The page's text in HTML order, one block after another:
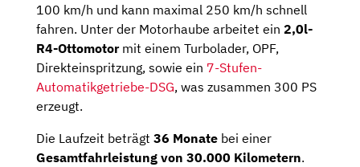
100 km/h und kann maximal 250 km/h schnell
fahren. Unter der Motorhaube arbeitet ein 2,0l-
R4-Ottomotormit einem Turbolader, OPF,
Direkteinspritzung, sowie ein 7-Stufen-
Automatikgetriebe-DSG, was zusammen 300 PS
erzeugt.
Die Laufzeit beträgt 36 Monate bei einer
Gesamtfahrleistung von 30.000 Kilometern.